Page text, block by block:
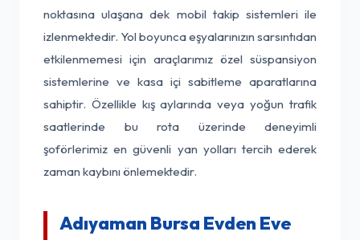
noktasına ulaşana dek mobil takip sistemleri ile
izlenmektedir. Yol boyunca eşyalarınızın sarsıntıdan
etkilenmemesi için araçlarımız özel süspansiyon
sistemlerine ve kasa içi sabitleme aparatlarına
sahiptir. Özellikle kış aylarında veya yoğun trafik
saatlerinde bu rota üzerinde deneyimli
şoförlerimiz en güvenli yan yolları tercih ederek
zaman kaybını önlemektedir.
Adıyaman Bursa Evden Eve